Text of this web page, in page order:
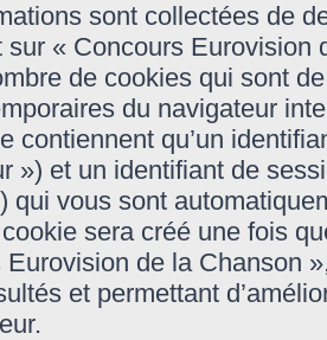
sont collectées de
sur « Concours
de cookies qui sont
du navigateur
contiennent qu’un
») et un identifiant de
qui vous sont
sera créé une fois
Eurovision de la Chanson
et permettant